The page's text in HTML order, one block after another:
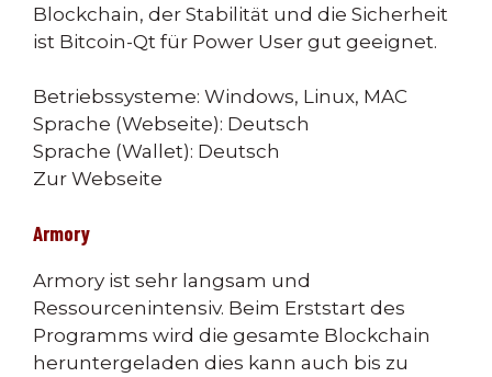
Blockchain, der Stabilität und die Sicherheit
ist Bitcoin-Qt für Power User gut geeignet.
Betriebssysteme: Windows, Linux, MAC
Sprache (Webseite): Deutsch
Sprache (Wallet): Deutsch
Zur Webseite
Armory
Armory ist sehr langsam und
Ressourcenintensiv. Beim Erststart des
Programms wird die gesamte Blockchain
heruntergeladen dies kann auch bis zu